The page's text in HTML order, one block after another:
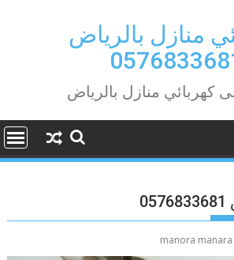
منازل بالرياض
كهربائي منازل بالرياض
manora manara